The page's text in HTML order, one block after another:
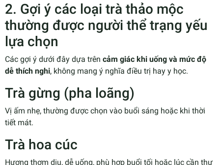
2. Gợi ý các loại trà thảo mộc
thường được người thể trạng yếu
lựa chọn
Các gợi ý dưới đây dựa trên cảm giác khi uống và mức độ
dễ thích nghi, không mang ý nghĩa điều trị hay y học.
Trà gừng (pha loãng)
Vị ấm nhẹ, thường được chọn vào buổi sáng hoặc khi thời
tiết mát.
Trà hoa cúc
Hương thơm dịu, dễ uống, phù hợp buổi tối hoặc lúc cần thư